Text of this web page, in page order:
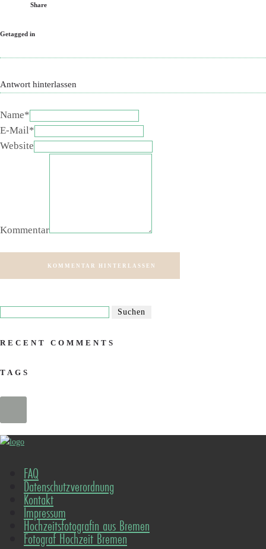
Share
Getagged in
Antwort hinterlassen
Name*
E-Mail*
Website
Kommentar
KOMMENTAR HINTERLASSEN
RECENT COMMENTS
TAGS
FAQ
Datenschutzverordnung
Kontakt
Impressum
Hochzeitsfotografin aus Bremen
Fotograf Hochzeit Bremen